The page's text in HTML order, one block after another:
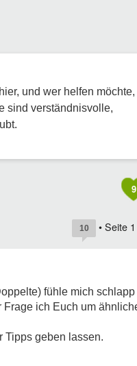
und wer helfen möchte,
sind verständnisvolle,
9
10 • Seite 1
fühle mich schlapp
Frage ich Euch um
Tipps geben lassen.